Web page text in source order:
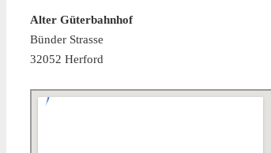
Alter Güterbahnhof
Bünder Strasse
32052 Herford